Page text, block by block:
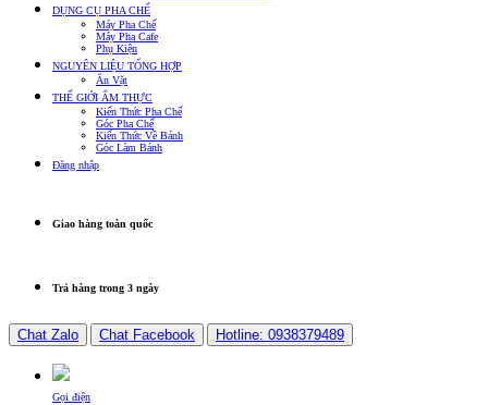
DỤNG CỤ PHA CHẾ
Máy Pha Chế
Máy Pha Cafe
Phụ Kiện
NGUYÊN LIỆU TỔNG HỢP
Ăn Vặt
THẾ GIỚI ẨM THỰC
Kiến Thức Pha Chế
Góc Pha Chế
Kiến Thức Về Bánh
Góc Làm Bánh
Đăng nhập
Giao hàng toàn quốc
Trả hàng trong 3 ngày
Chat Zalo Chat Facebook Hotline: 0938379489
Gọi điện